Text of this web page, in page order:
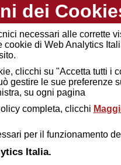
dei
necessari alle corrette
cookie di Web Analytics
clicchi su "Accetta tutti
gestire le sue preferenze
su ogni pagina
completa, clicchi
per il funzionamento
Italia.